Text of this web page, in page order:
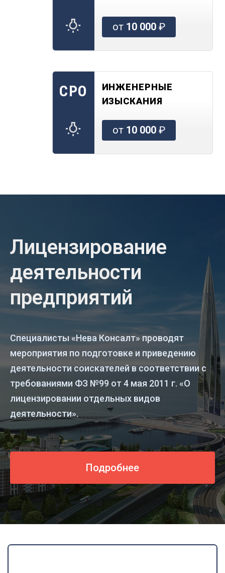
от 10 000₽
СРО
ИНЖЕНЕРНЫЕ
ИЗЫСКАНИЯ
от 10 000₽
Лицензирование
деятельности
предприятий
Специалисты «Нева Консалт» проводят
мероприятия по подготовке и приведению
деятельности соискателей в соответствии с
требованиями ФЗ №99 от 4 мая 2011 г. «О
лицензировании отдельных видов
деятельности».
Подробнее